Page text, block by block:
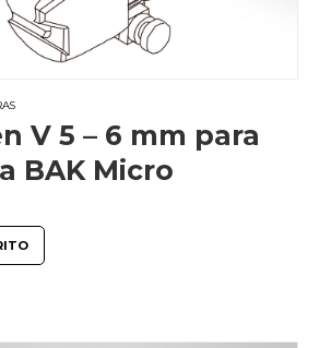
V 5 – 6 mm para
BAK Micro